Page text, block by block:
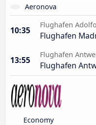
Aeronova
10:35
Flughafen
Flughafen
13:55
Flughafen
Flughafen
Economy